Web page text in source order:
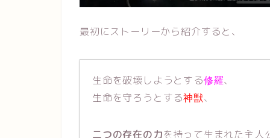
最初にストーリーから紹介すると、
生命を破壊しようとする修羅、
生命を守ろうとする神獣、
二つの存在の力を持って生まれた主人